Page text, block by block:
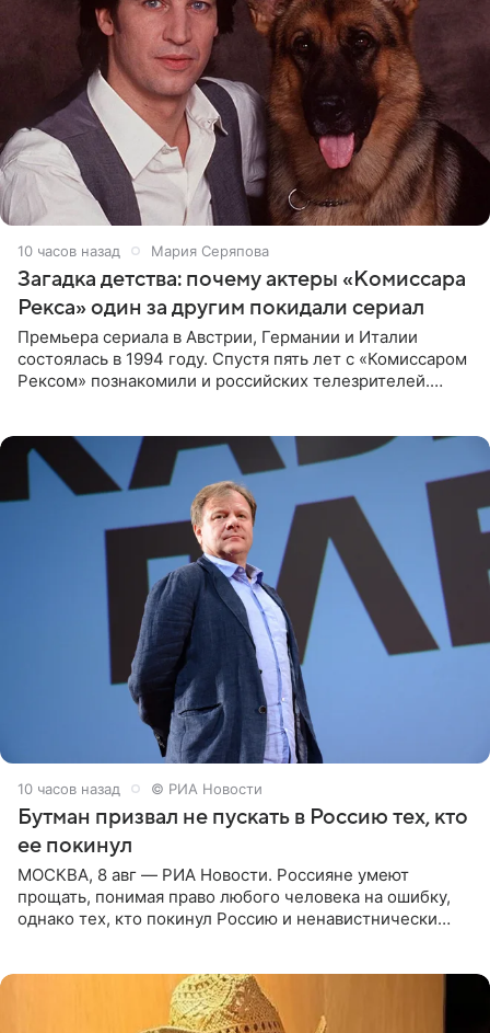
10 часов назад Мария Серяпова
Загадка детства: почему актеры «Комиссара
Рекса» один за другим покидали сериал
Премьера сериала в Австрии, Германии и Италии
состоялась в 1994 году. Спустя пять лет с «Комиссаром
Рексом» познакомили и российских телезрителей.
10 часов назад © РИА Новости
Бутман призвал не пускать в Россию тех, кто
ее покинул
МОСКВА, 8 авг — РИА Новости. Россияне умеют
прощать, понимая право любого человека на ошибку,
однако тех, кто покинул Россию и ненавистнически